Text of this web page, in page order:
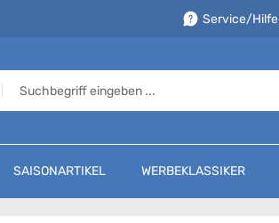
Service/Hilfe
SAISONARTIKEL WERBEKLASSIKER